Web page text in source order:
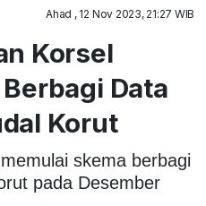
Ahad , 12 Nov 2023, 21:27 WIB
Korsel
Data
Korut
skema berbagi
pada Desember